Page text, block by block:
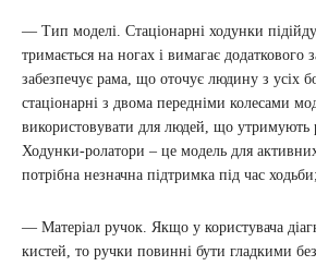
— Тип моделі. Стаціонарні ходунки
тримається на ногах і вимагає додаткового
забезпечує рама, що оточує людину з усіх
стаціонарні з двома передніми колесами
використовувати для людей, що утримують
Ходунки-ролатори – це модель для
потрібна незначна підтримка під час ходьби;
— Матеріал ручок. Якщо у користувача
кистей, то ручки повинні бути гладкими